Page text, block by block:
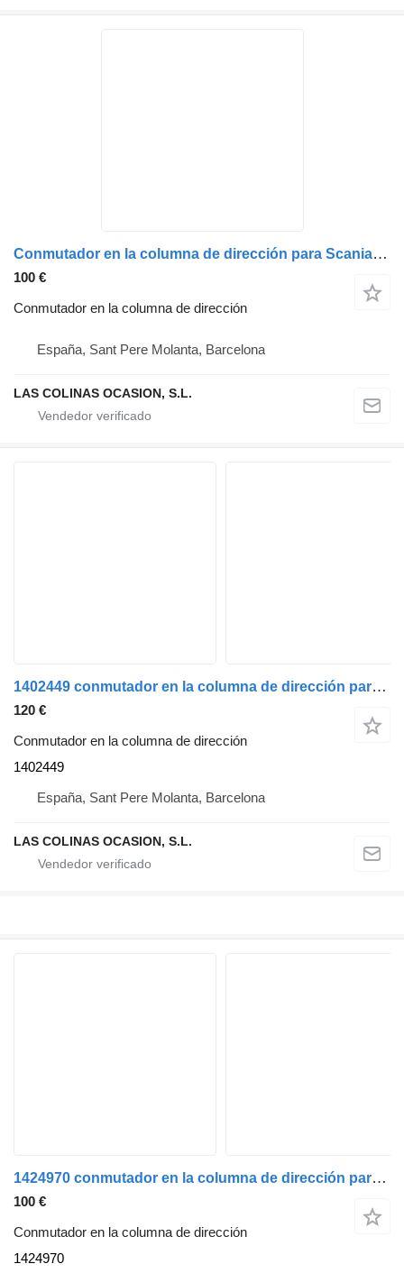
Conmutador en la columna de dirección para Scania R-480 camión
100 €
Conmutador en la columna de dirección
España, Sant Pere Molanta, Barcelona
LAS COLINAS OCASION, S.L.
1402449 conmutador en la columna de dirección para Scania SCANIA P94 camión
120 €
Conmutador en la columna de dirección
1402449
España, Sant Pere Molanta, Barcelona
LAS COLINAS OCASION, S.L.
1424970 conmutador en la columna de dirección para Scania SCANIA P94 camión
100 €
Conmutador en la columna de dirección
1424970